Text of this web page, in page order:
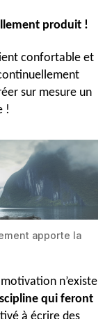
produit !
confortable et
sur mesure un
!
apporte la
n’existe
qui feront